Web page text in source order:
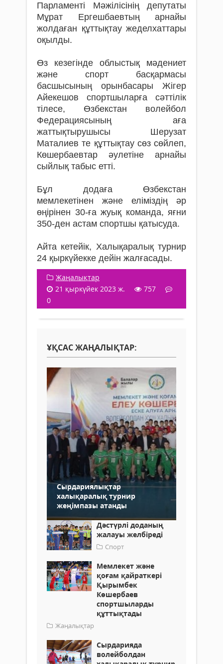
Парламенті Мәжілісінің депутаты
Мұрат Ергешбаевтың арнайы
жолдаған құттықтау жеделхаттары
оқылды.
Өз кезегінде облыстық мәдениет
және спорт басқармасы
басшысының орынбасары Жігер
Айекешов спортшыларға сәттілік
тілесе, Өзбекстан волейбол
Федерациясының аға
жаттықтырушысы Шерузат
Маталиев те құттықтау сөз сөйлеп,
Көшербаевтар әулетіне арнайы
сыйлық табыс етті.
Бұл додаға Өзбекстан
мемлекетінен және еліміздің әр
өңірінен 30-ға жуық команда, яғни
350-ден астам спортшы қатысуда.
Айта кетейік, Халықаралық турнир
24 қыркүйекке дейін жалғасады.
Жаңалықтар
21 қыркүйек 2023 ж.
757
0
ҰҚСАС ЖАҢАЛЫҚТАР:
Сырдариялықтар
халықаралық турнир
жеңімпазы атанды
Дәстүрлі доданың
жалауы желбіреді
Спорт
Мемлекет және
қоғам қайраткері
Қырымбек
Көшербаев
спортшыларды
құттықтады
Жаңалықтар
Сырдарияда
волейболдан